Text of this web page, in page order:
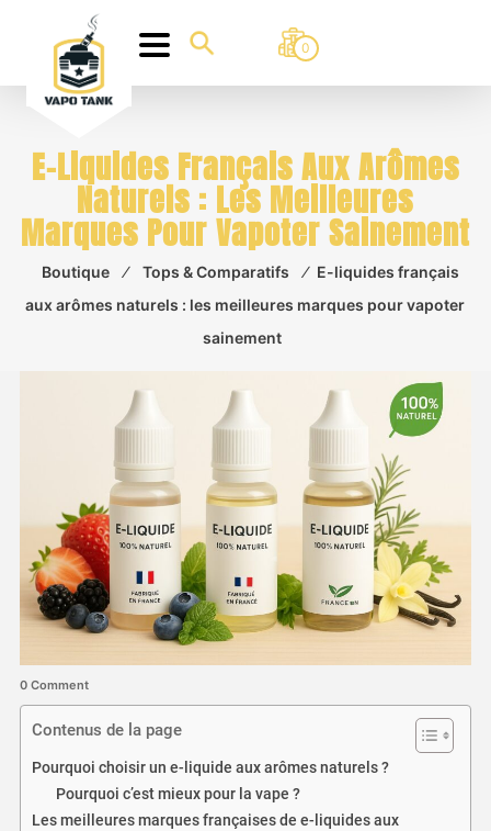
0
E-Liquides Français Aux Arômes
Naturels : Les Meilleures
Marques Pour Vapoter Sainement
Boutique ⁄ Tops & Comparatifs ⁄ E-liquides français
aux arômes naturels : les meilleures marques pour vapoter
sainement
0 Comment
Contenus de la page
Pourquoi choisir un e-liquide aux arômes naturels ?
Pourquoi c’est mieux pour la vape ?
Les meilleures marques françaises de e-liquides aux